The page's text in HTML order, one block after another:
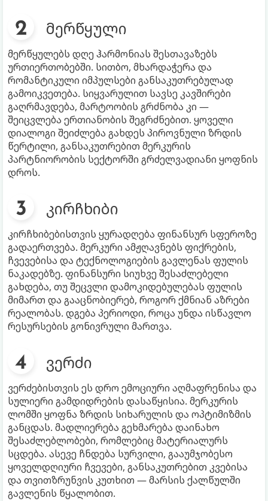
მერწყული
მერწყულებს დღე ჰარმონიას შესთავაზებს
ურთიერთობებში. სითბო, მხარდაჭერა და
რომანტიკული იმპულსები განსაკუთრებულად
გამოიკვეთება. სიყვარულით სავსე კავშირები
გაღრმავდება, მარტოობის გრძნობა კი —
შეიცვლება ერთიანობის შეგრძნებით. ყოველი
დიალოგი შეიძლება გახდეს პიროვნული ზრდის
წერტილი, განსაკუთრებით მერკურის
პარტნიორობის სექტორში გრძელვადიანი ყოფნის
დროს.
კირჩხიბი
კირჩხიბებისთვის ყურადღება ფინანსურ სფეროზე
გადაერთვება. მერკური ამჟღავნებს ფიქრების,
ჩვევებისა და ტექნოლოგიების გავლენას ფულის
ნაკადებზე. ფინანსური სიუხვე შესაძლებელი
გახდება, თუ შეცვლი დამოკიდებულებას ფულის
მიმართ და გააცნობიერებ, როგორ ქმნიან აზრები
რეალობას. დგება პერიოდი, როცა უნდა ისწავლო
რესურსების გონივრული მართვა.
ვერძი
ვერძებისთვის ეს დრო ემოციური აღმაფრენისა და
სულიერი გამდიდრების დასაწყისია. მერკურის
ლომში ყოფნა ზრდის სიხარულის და ოპტიმიზმის
განცდას. მადლიერება გეხმარება დაინახო
შესაძლებლობები, რომლებიც მატერიალურს
სცდება. ასევე ჩნდება სურვილი, გააუმჯობესო
ყოველდღიური ჩვევები, განსაკუთრებით კვებისა
და თვითზრუნვის კუთხით — მარსის ქალწულში
გავლენის წყალობით.